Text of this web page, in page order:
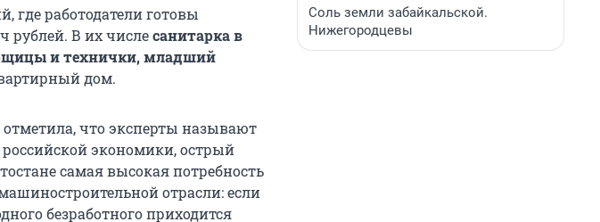
где работодатели готовы
рублей. В их числесанитарка в
и технички, младший
дом.
что эксперты называют
экономики, острый
самая высокая потребность
отрасли: если
безработного приходится
Соль земли забайкальской.
Нижегородцевы